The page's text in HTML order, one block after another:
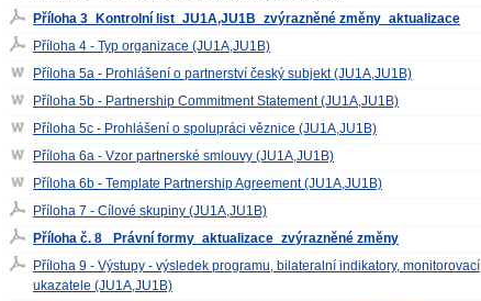
Příloha 3_Kontrolní list_JU1A,JU1B_zvýrazněné změny_aktualizace
Příloha 4 - Typ organizace (JU1A,JU1B)
Příloha 5a - Prohlášení o partnerství český subjekt (JU1A,JU1B)
Příloha 5b - Partnership Commitment Statement (JU1A,JU1B)
Příloha 5c - Prohlášení o spolupráci věznice (JU1A,JU1B)
Příloha 6a - Vzor partnerské smlouvy (JU1A,JU1B)
Příloha 6b - Template Partnership Agreement (JU1A,JU1B)
Příloha 7 - Cílové skupiny (JU1A,JU1B)
Příloha č. 8_ Právní formy_aktualizace_zvýrazněné změny
Příloha 9 - Výstupy - výsledek programu, bilateralní indikatory, monitorovací
ukazatele (JU1A,JU1B)